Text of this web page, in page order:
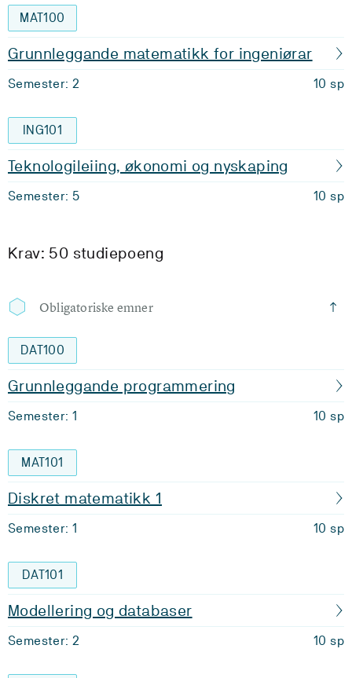
MAT100
Grunnleggande matematikk for ingeniørar
Semester: 2 10 sp
ING101
Teknologileiing, økonomi og nyskaping
Semester: 5 10 sp
Krav: 50 studiepoeng
Obligatoriske emner
DAT100
Grunnleggande programmering
Semester: 1 10 sp
MAT101
Diskret matematikk 1
Semester: 1 10 sp
DAT101
Modellering og databaser
Semester: 2 10 sp